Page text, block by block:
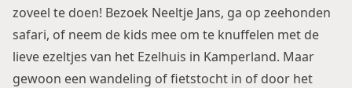
zoveel te doen! Bezoek Neeltje Jans, ga op zeehonden
safari, of neem de kids mee om te knuffelen met de
lieve ezeltjes van het Ezelhuis in Kamperland. Maar
gewoon een wandeling of fietstocht in of door het